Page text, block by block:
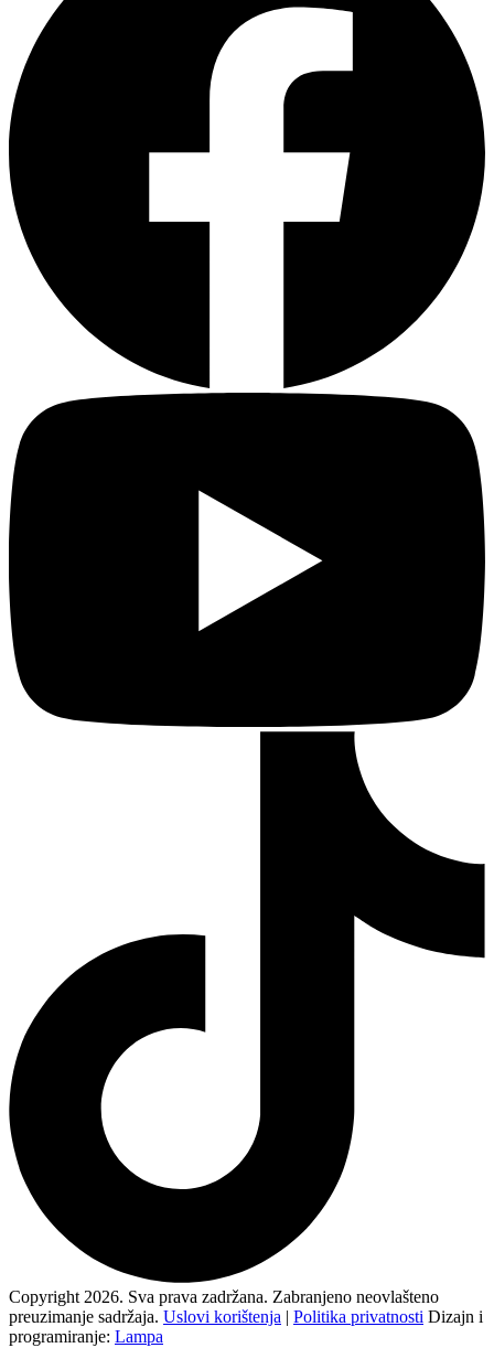
Copyright 2026. Sva prava zadržana. Zabranjeno neovlašteno
preuzimanje sadržaja. Uslovi korištenja | Politika privatnosti Dizajn i
programiranje: Lampa